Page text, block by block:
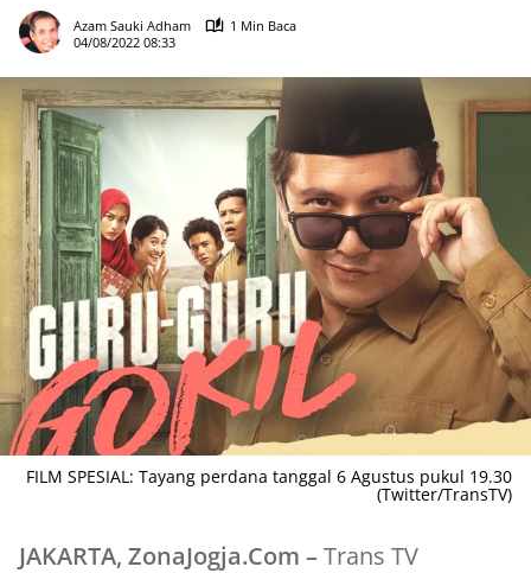
Azam Sauki Adham
1 Min Baca
04/08/2022 08:33
FILM SPESIAL: Tayang perdana tanggal 6 Agustus pukul 19.30
(Twitter/TransTV)
JAKARTA, ZonaJogja.Com –Trans TV